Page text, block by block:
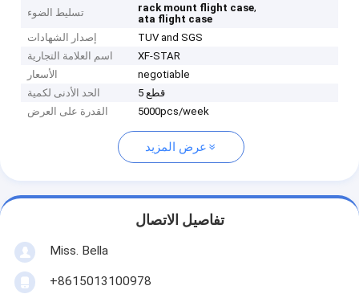
تسليط الضوء rack mount flight case,
ata flight case
إصدار الشهادات
TUV and SGS
اسم العلامة التجارية
XF-STAR
الأسعار
negotiable
الحد الأدنى لكمية
5 قطع
القدرة على العرض
5000pcs/week
عرض المزيد
تفاصيل الاتصال
Miss. Bella
+8615013100978